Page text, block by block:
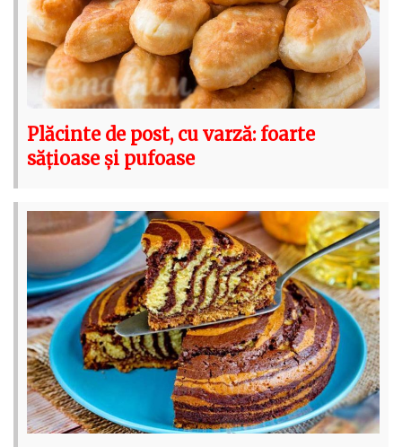
Plăcinte de post, cu varză: foarte
sățioase și pufoase